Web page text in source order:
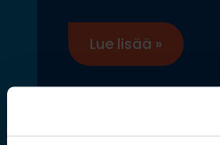
Lue lisää »